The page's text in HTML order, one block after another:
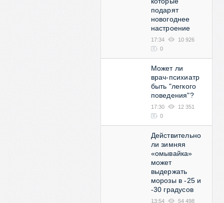
подарят
новогоднее
настроение
17:34
10 926
0
Может ли
врач-психиатр
быть "легкого
поведения"?
17:30
12 351
0
Действительно
ли зимняя
«омывайка»
может
выдержать
морозы в -25 и
-30 градусов
13:54
54 498